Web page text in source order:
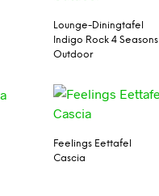
Lounge-Diningtafel
Indigo Rock 4 Seasons
Outdoor
Feelings Eettafel
Cascia